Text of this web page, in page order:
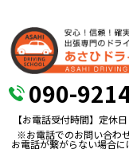
090-
【お電話受付時間】定休
※お電話でのお問い合わ
お電話が繋がらない場合